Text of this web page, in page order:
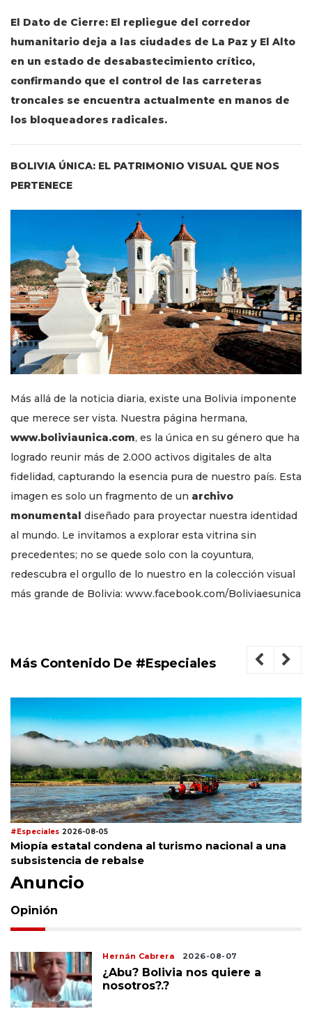
El Dato de Cierre: El repliegue del corredor
humanitario deja a las ciudades de La Paz y El Alto
en un estado de desabastecimiento crítico,
confirmando que el control de las carreteras
troncales se encuentra actualmente en manos de
los bloqueadores radicales.
BOLIVIA ÚNICA: EL PATRIMONIO VISUAL QUE NOS
PERTENECE
Más allá de la noticia diaria, existe una Bolivia imponente
que merece ser vista. Nuestra página hermana,
www.boliviaunica.com, es la única en su género que ha
logrado reunir más de 2.000 activos digitales de alta
fidelidad, capturando la esencia pura de nuestro país. Esta
imagen es solo un fragmento de un archivo
monumental diseñado para proyectar nuestra identidad
al mundo. Le invitamos a explorar esta vitrina sin
precedentes; no se quede solo con la coyuntura,
redescubra el orgullo de lo nuestro en la colección visual
más grande de Bolivia: www.facebook.com/Boliviaesunica
Más Contenido De #Especiales
#Especiales 2026-08-05
Miopía estatal condena al turismo nacional a una
subsistencia de rebalse
Anuncio
Opinión
Hernán Cabrera 2026-08-07
¿Abu? Bolivia nos quiere a
nosotros?.?